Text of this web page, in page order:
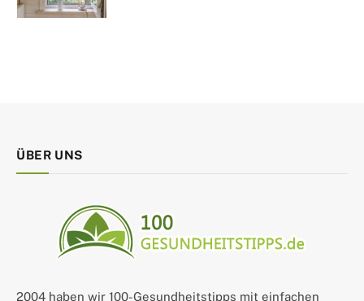
ÜBER UNS
2004 haben wir 100-Gesundheitstipps mit einfachen